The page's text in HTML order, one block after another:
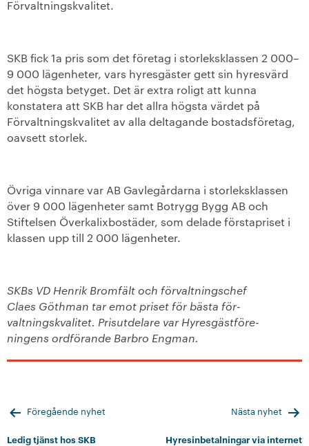
Förvaltningskvalitet.
SKB fick 1a pris som det företag i storleksklassen 2 000–
9 000 lägenheter, vars hyresgäster gett sin hyresvärd
det högsta betyget. Det är extra roligt att kunna
konstatera att SKB har det allra högsta värdet på
Förvaltningskvalitet av alla deltagande bostadsföretag,
oavsett storlek.
Övriga vinnare var AB Gavlegårdarna i storleksklassen
över 9 000 lägenheter samt Botrygg Bygg AB och
Stiftelsen Överkalixbostäder, som delade förstapriset i
klassen upp till 2 000 lägenheter.
SKBs VD Henrik Bromfält och förvaltningschef
Claes Göthman tar emot priset för bästa för-
valtningskvalitet. Prisutdelare var Hyresgästföre-
ningens ordförande Barbro Engman.
Inläggsnavigering
Föregående nyhet
Ledig tjänst hos SKB
Nästa nyhet
Hyresinbetalningar via internet